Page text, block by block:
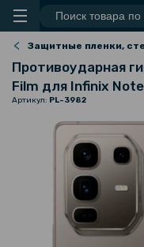
Защитные пленки,
Противоударная
Film для Infinix
Артикул: PL-3982